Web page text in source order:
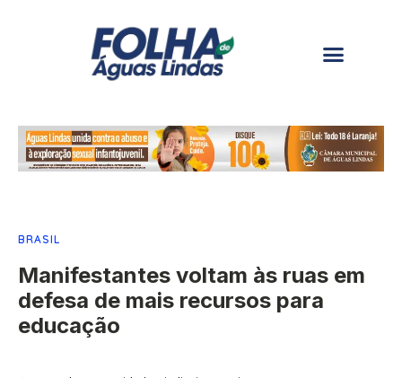
BRASIL
Manifestantes voltam às ruas em
defesa de mais recursos para
educação